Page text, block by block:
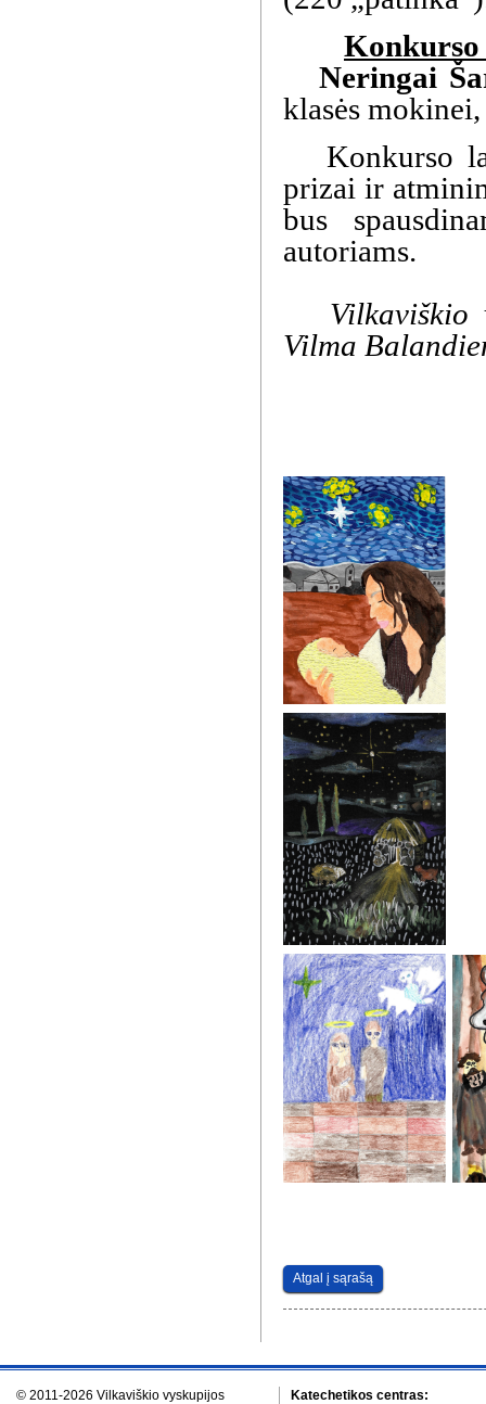
Neringai
klasės
Konkurso
prizai ir
bus
autoriams.
Vilkaviškio
Vilma
Atgal į sąrašą
© 2011-2026 Vilkaviškio vyskupijos
Katechetikos centras: